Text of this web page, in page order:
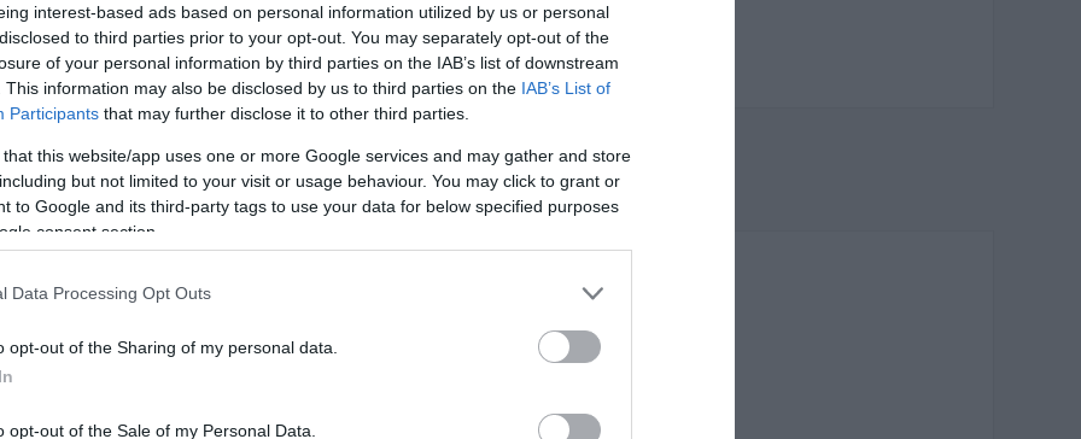
interest-based ads based on personal information utilized by us or personal
to third parties prior to your opt-out. You may separately opt-out of the
of your personal information by third parties on the IAB’s list of downstream
This information may also be disclosed by us to third parties on the IAB’s List of
Participants that may further disclose it to other third parties.
that this website/app uses one or more Google services and may gather and store
but not limited to your visit or usage behaviour. You may click to grant or
to Google and its third-party tags to use your data for below specified purposes
consent section.
Data Processing Opt Outs
opt-out of the Sharing of my personal data.
opt-out of the Sale of my Personal Data.
στον χώρο, και
παραθύρου.